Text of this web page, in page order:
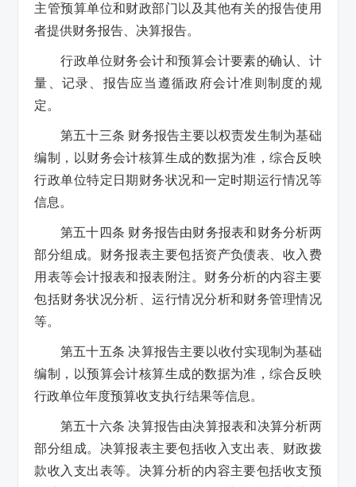
主管预算单位和财政部门以及其他有关的报告使用
者提供财务报告、决算报告。
行政单位财务会计和预算会计要素的确认、计
量、记录、报告应当遵循政府会计准则制度的规
定。
第五十三条 财务报告主要以权责发生制为基础
编制，以财务会计核算生成的数据为准，综合反映
行政单位特定日期财务状况和一定时期运行情况等
信息。
第五十四条 财务报告由财务报表和财务分析两
部分组成。财务报表主要包括资产负债表、收入费
用表等会计报表和报表附注。财务分析的内容主要
包括财务状况分析、运行情况分析和财务管理情况
等。
第五十五条 决算报告主要以收付实现制为基础
编制，以预算会计核算生成的数据为准，综合反映
行政单位年度预算收支执行结果等信息。
第五十六条 决算报告由决算报表和决算分析两
部分组成。决算报表主要包括收入支出表、财政拨
款收入支出表等。决算分析的内容主要包括收支预